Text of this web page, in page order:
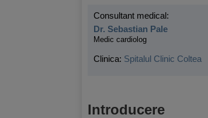
Consultant medical:
Dr. Sebastian Pale
Medic cardiolog
Clinica: Spitalul Clinic Coltea
Introducere